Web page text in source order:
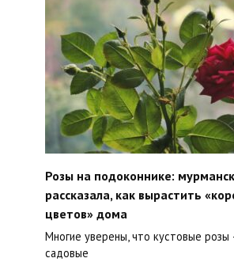
Розы на подоконнике:
рассказала, как вырастить
цветов» дома
Многие уверены, что кустовые
садовые